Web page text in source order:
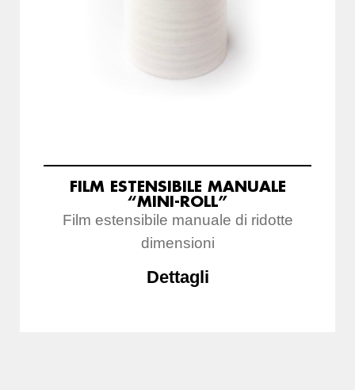
FILM ESTENSIBILE MANUALE
“MINI-ROLL”
Film estensibile manuale di ridotte
dimensioni
Dettagli